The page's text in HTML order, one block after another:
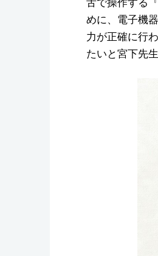
めに、電子機
力が正確に行
たいと宮下先